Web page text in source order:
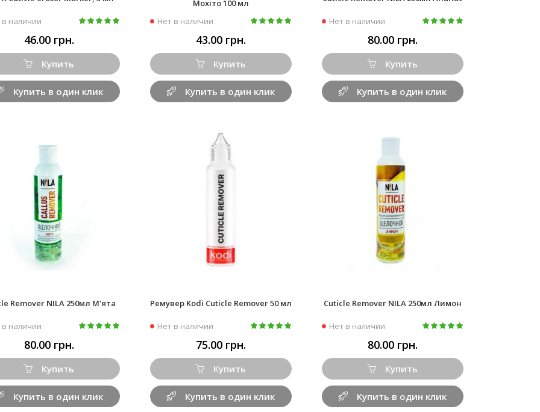
в наличии
46.00 грн.
Купить
Купить в один клик
Мохіто 100 мл
Нет в наличии
43.00 грн.
Купить
Купить в один клик
Нет в наличии
80.00 грн.
Купить
Купить в один клик
Remover NILA 250мл М'ята
в наличии
80.00 грн.
Купить
Купить в один клик
Ремувер Kodi Cuticle Remover 50 мл
Нет в наличии
75.00 грн.
Купить
Купить в один клик
Cuticle Remover NILA 250мл Лимон
Нет в наличии
80.00 грн.
Купить
Купить в один клик